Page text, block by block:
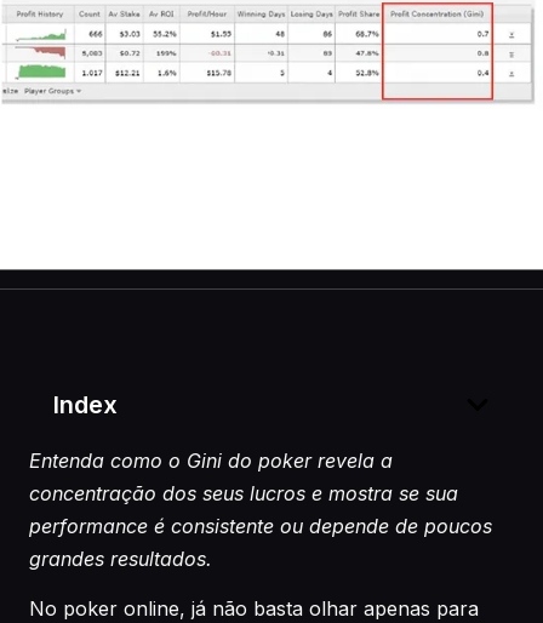
Index
Entenda como o Gini do poker revela a
concentração dos seus lucros e mostra se sua
performance é consistente ou depende de poucos
grandes resultados.
No poker online, já não basta olhar apenas para